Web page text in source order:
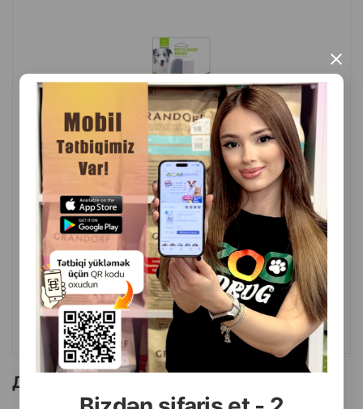
×
( Отзывы)
Цена
Купить
1 шт
6.00
КУПИТЬ
Другие товоры бренда